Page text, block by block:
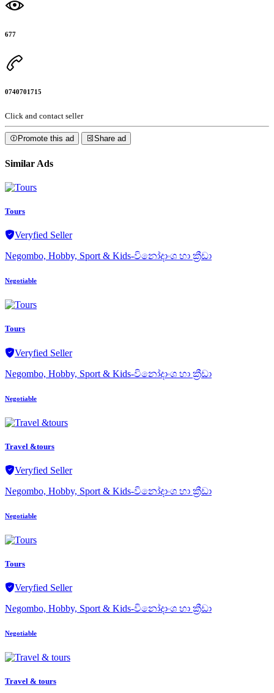
677
0740701715
Click and contact seller
Promote this ad Share ad
Similar Ads
Tours
Veryfied Seller
Negombo, Hobby, Sport & Kids-විනෝදාංශ හා ක්‍රීඩා
Negotiable
Tours
Veryfied Seller
Negombo, Hobby, Sport & Kids-විනෝදාංශ හා ක්‍රීඩා
Negotiable
Travel &tours
Veryfied Seller
Negombo, Hobby, Sport & Kids-විනෝදාංශ හා ක්‍රීඩා
Negotiable
Tours
Veryfied Seller
Negombo, Hobby, Sport & Kids-විනෝදාංශ හා ක්‍රීඩා
Negotiable
Travel & tours